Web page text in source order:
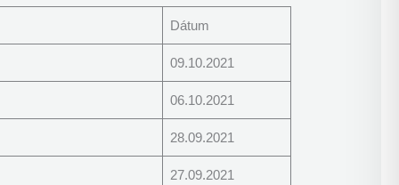
Dátum
09.10.2021
06.10.2021
28.09.2021
27.09.2021